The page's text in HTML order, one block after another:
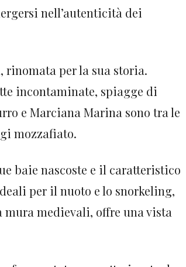
nell’autenticità dei
rinomata per la sua storia.
incontaminate, spiagge di
e Marciana Marina sono tra le
mozzafiato.
baie nascoste e il caratteristico
per il nuoto e lo snorkeling,
medievali, offre una vista